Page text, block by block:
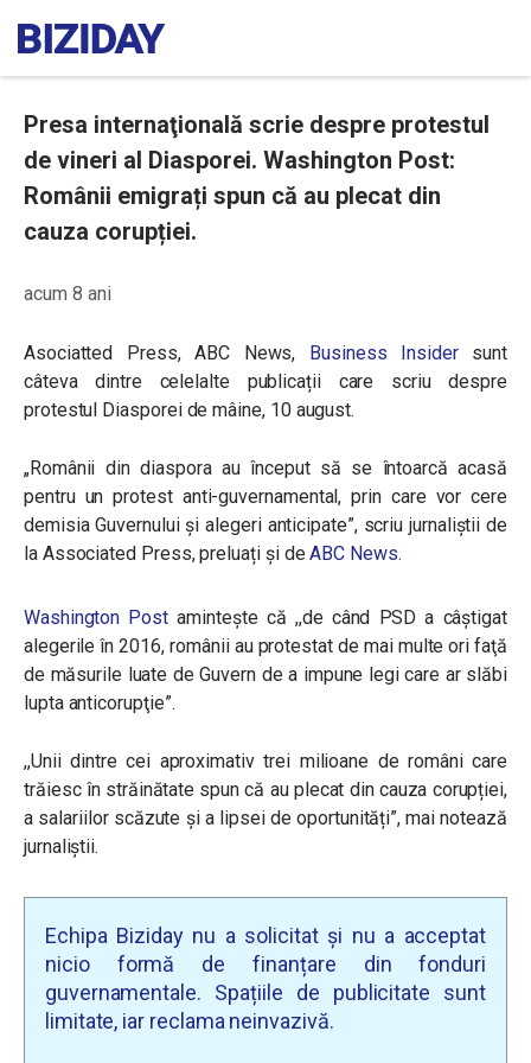
Presa internaţională scrie despre protestul
de vineri al Diasporei. Washington Post:
Românii emigrați spun că au plecat din
cauza corupției.
acum 8 ani
Asociatted Press, ABC News, Business Insidersunt
câteva dintre celelalte publicații care scriu despre
protestul Diasporei de mâine, 10 august.
„Românii din diaspora au început să se întoarcă acasă
pentru un protest anti-guvernamental, prin care vor cere
demisia Guvernului şi alegeri anticipate”, scriu jurnaliştii de
la Associated Press, preluați și deABC News.
Washington Post amintește că ,,de când PSD a câştigat
alegerile în 2016, românii au protestat de mai multe ori faţă
de măsurile luate de Guvern de a impune legi care ar slăbi
lupta anticorupţie”.
,,Unii dintre cei aproximativ trei milioane de români care
trăiesc în străinătate spun că au plecat din cauza corupției,
a salariilor scăzute și a lipsei de oportunități”, mai notează
jurnaliștii.
Echipa Biziday nu a solicitat și nu a acceptat
nicio formă de finanțare din fonduri
guvernamentale. Spațiile de publicitate sunt
limitate, iar reclama neinvazivă.